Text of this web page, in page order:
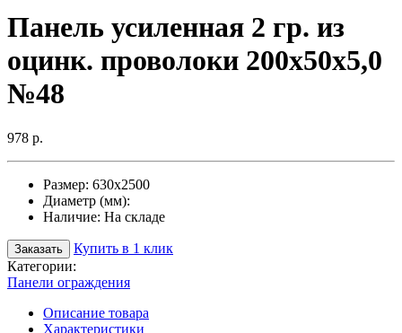
Панель усиленная 2 гр. из
оцинк. проволоки 200х50х5,0
№48
978 р.
Размер: 630х2500
Диаметр (мм):
Наличие: На складе
Заказать
Купить в 1 клик
Категории:
Панели ограждения
Описание товара
Характеристики